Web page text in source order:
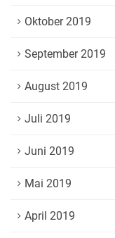
Oktober 2019
September 2019
August 2019
Juli 2019
Juni 2019
Mai 2019
April 2019